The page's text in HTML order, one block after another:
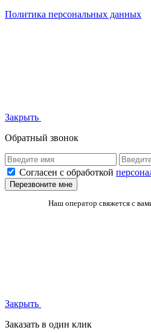
Политика персональных данных
Закрыть
Обратный звонок
Согласен с обработкой
Перезвоните мне
Наш оператор свяжется с
Закрыть
Заказать в один клик